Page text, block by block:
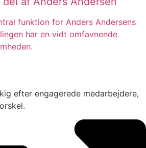
funktion for Anders Andersens
har en vidt omfavnende
efter engagerede medarbejdere,